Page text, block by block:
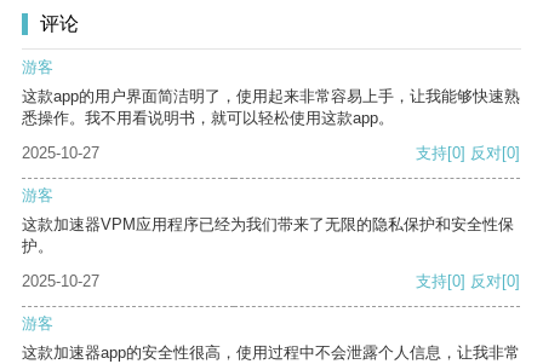
评论
游客
这款app的用户界面简洁明了，使用起来非常容易上手，让我能够快速熟
悉操作。我不用看说明书，就可以轻松使用这款app。
2025-10-27
支持[0] 反对[0]
游客
这款加速器VPM应用程序已经为我们带来了无限的隐私保护和安全性保
护。
2025-10-27
支持[0] 反对[0]
游客
这款加速器app的安全性很高，使用过程中不会泄露个人信息，让我非常